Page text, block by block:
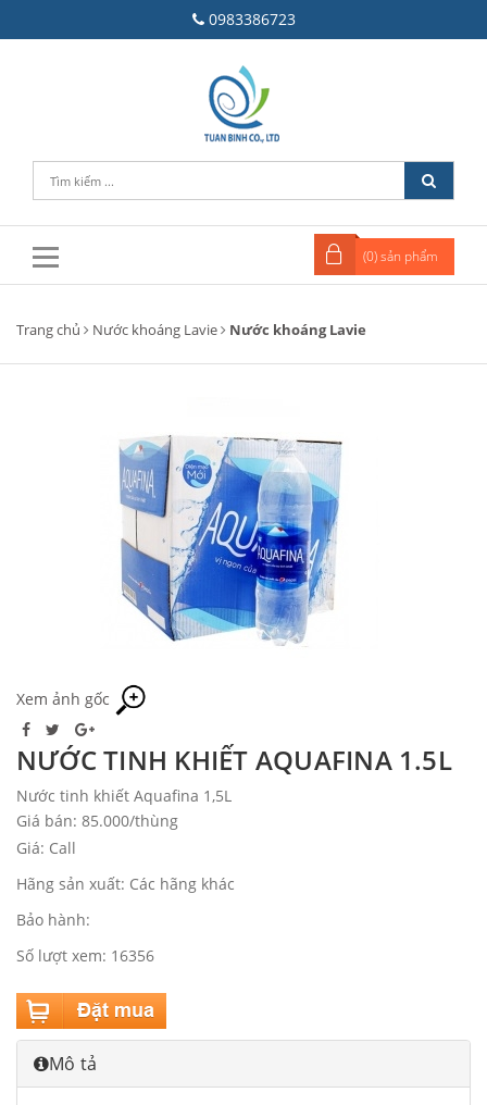
0983386723
(0) sản phẩm
Trang chủ Nước khoáng Lavie Nước khoáng Lavie
Xem ảnh gốc
NƯỚC TINH KHIẾT AQUAFINA 1.5L
Nước tinh khiết Aquafina 1,5L
Giá bán: 85.000/thùng
Giá: Call
Hãng sản xuất: Các hãng khác
Bảo hành:
Số lượt xem: 16356
Mô tả